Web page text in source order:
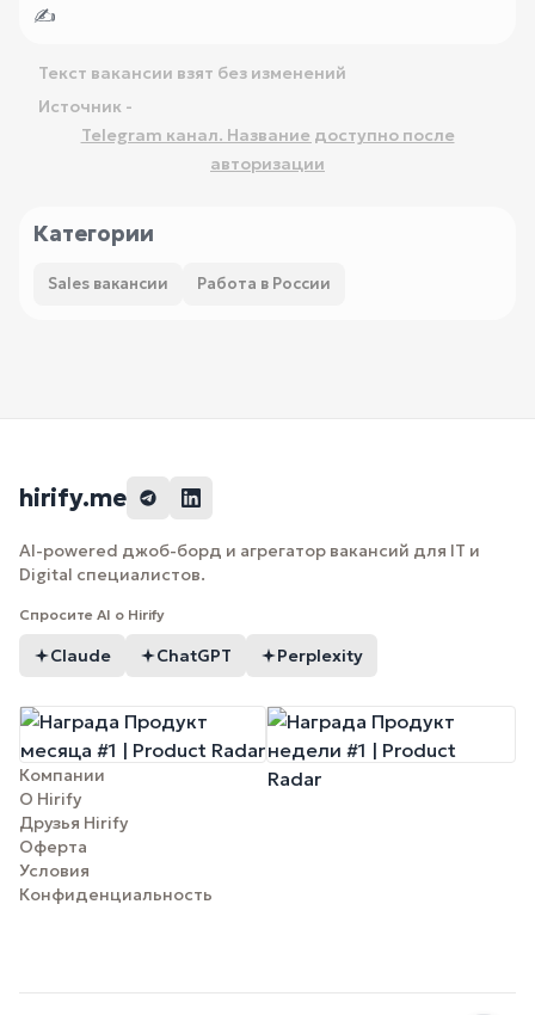
✍️
Текст вакансии взят без изменений
Источник -
Telegram канал. Название доступно после
авторизации
Категории
Sales вакансии Работа в России
hirify.me
AI-powered джоб-борд и агрегатор вакансий для IT и
Digital специалистов.
Спросите AI о Hirify
Claude ChatGPT Perplexity
Компании
О Hirify
Друзья Hirify
Оферта
Условия
Конфиденциальность